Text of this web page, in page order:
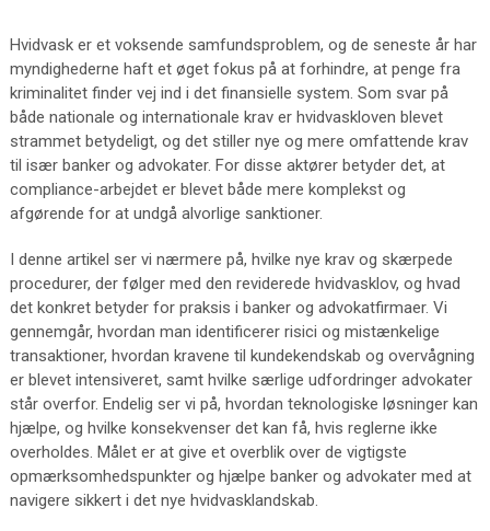
Hvidvask er et voksende samfundsproblem, og de seneste år har
myndighederne haft et øget fokus på at forhindre, at penge fra
kriminalitet finder vej ind i det finansielle system. Som svar på
både nationale og internationale krav er hvidvaskloven blevet
strammet betydeligt, og det stiller nye og mere omfattende krav
til især banker og advokater. For disse aktører betyder det, at
compliance-arbejdet er blevet både mere komplekst og
afgørende for at undgå alvorlige sanktioner.
I denne artikel ser vi nærmere på, hvilke nye krav og skærpede
procedurer, der følger med den reviderede hvidvasklov, og hvad
det konkret betyder for praksis i banker og advokatfirmaer. Vi
gennemgår, hvordan man identificerer risici og mistænkelige
transaktioner, hvordan kravene til kundekendskab og overvågning
er blevet intensiveret, samt hvilke særlige udfordringer advokater
står overfor. Endelig ser vi på, hvordan teknologiske løsninger kan
hjælpe, og hvilke konsekvenser det kan få, hvis reglerne ikke
overholdes. Målet er at give et overblik over de vigtigste
opmærksomhedspunkter og hjælpe banker og advokater med at
navigere sikkert i det nye hvidvasklandskab.